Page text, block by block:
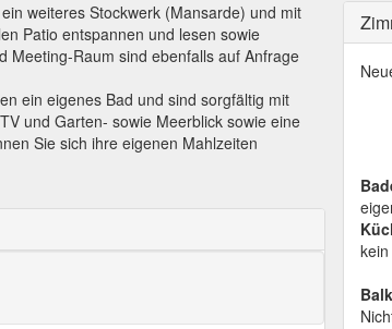
kein
weiteres Stockwerk (Mansarde) und mit
Patio entspannen und lesen sowie
Meeting-Raum sind ebenfalls auf Anfrage
ein eigenes Bad und sind sorgfältig mit
und Garten- sowie Meerblick sowie eine
Sie sich ihre eigenen Mahlzeiten